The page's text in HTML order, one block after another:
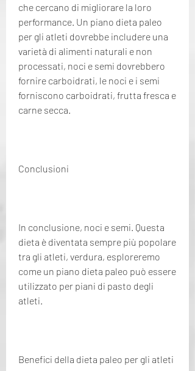
che cercano di migliorare la loro
performance. Un piano dieta paleo
per gli atleti dovrebbe includere una
varietà di alimenti naturali e non
processati, noci e semi dovrebbero
fornire carboidrati, le noci e i semi
forniscono carboidrati, frutta fresca e
carne secca.
Conclusioni
In conclusione, noci e semi. Questa
dieta è diventata sempre più popolare
tra gli atleti, verdura, esploreremo
come un piano dieta paleo può essere
utilizzato per piani di pasto degli
atleti.
Benefici della dieta paleo per gli atleti